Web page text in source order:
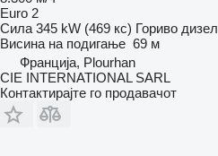
Euro 2
Сила 345 kW (469 кс) Гориво дизел
Висина на подигање 69 м
Франција, Plourhan
CIE INTERNATIONAL SARL
Контактирајте го продавачот